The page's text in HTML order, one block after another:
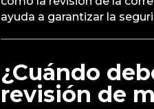
ayuda a garantizar la
¿Cuándo
revisión de